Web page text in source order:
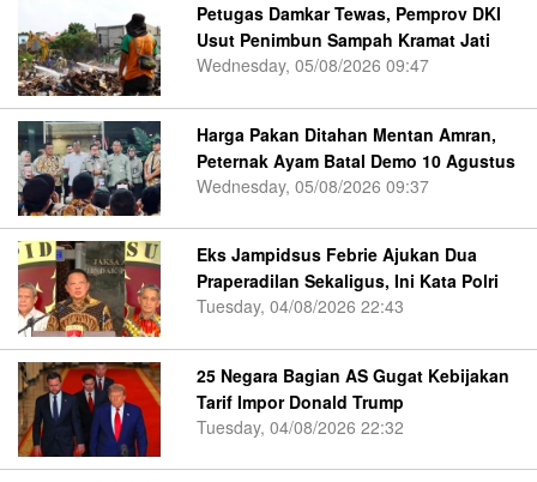
Petugas Damkar Tewas, Pemprov DKI
Usut Penimbun Sampah Kramat Jati
Wednesday, 05/08/2026 09:47
Harga Pakan Ditahan Mentan Amran,
Peternak Ayam Batal Demo 10 Agustus
Wednesday, 05/08/2026 09:37
Eks Jampidsus Febrie Ajukan Dua
Praperadilan Sekaligus, Ini Kata Polri
Tuesday, 04/08/2026 22:43
25 Negara Bagian AS Gugat Kebijakan
Tarif Impor Donald Trump
Tuesday, 04/08/2026 22:32